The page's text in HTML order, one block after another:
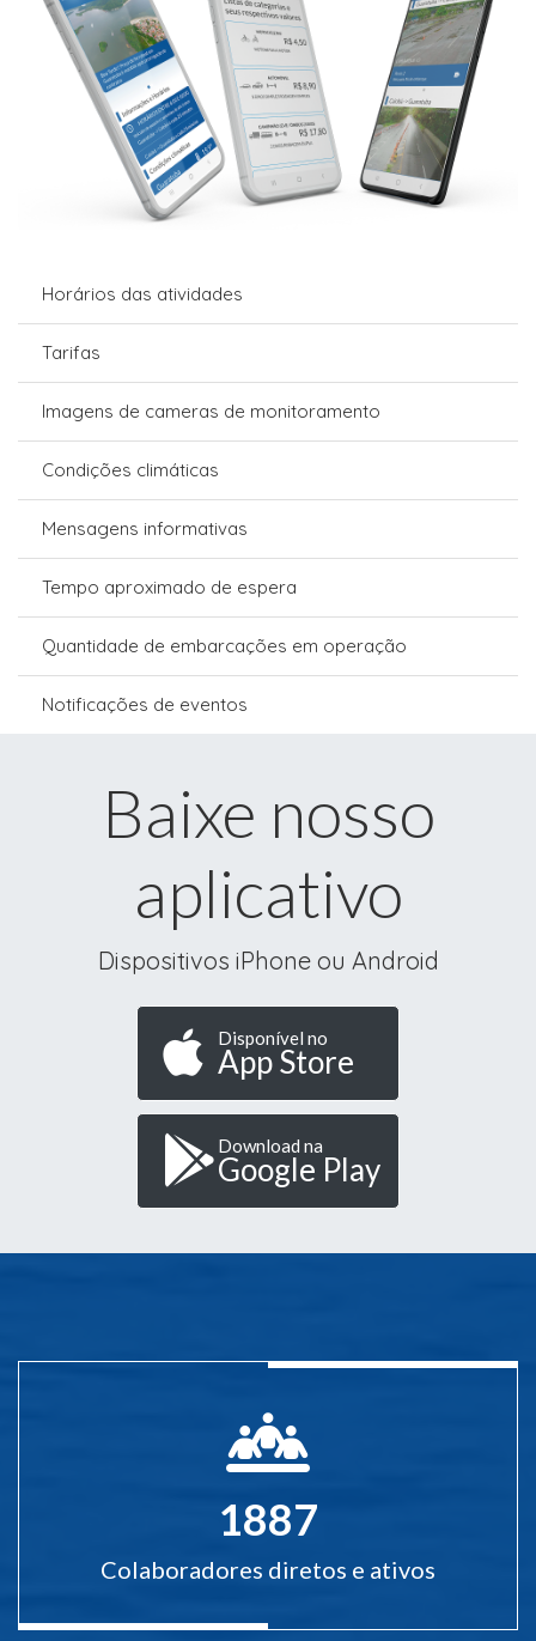
Horários das atividades
Tarifas
Imagens de cameras de monitoramento
Condições climáticas
Mensagens informativas
Tempo aproximado de espera
Quantidade de embarcações em operação
Notificações de eventos
Baixe nosso
aplicativo
Dispositivos iPhone ou Android
Disponível no
App Store
Download na
Google Play
1887
Colaboradores diretos e ativos